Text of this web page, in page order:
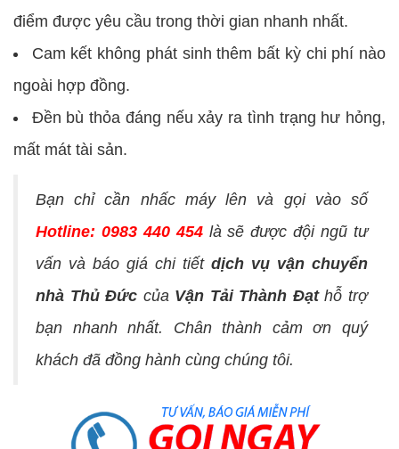
điểm được yêu cầu trong thời gian nhanh nhất.
Cam kết không phát sinh thêm bất kỳ chi phí nào
ngoài hợp đồng.
Đền bù thỏa đáng nếu xảy ra tình trạng hư hỏng,
mất mát tài sản.
Bạn chỉ cần nhấc máy lên và gọi vào số
Hotline: 0983 440 454là sẽ được đội ngũ tư
vấn và báo giá chi tiết dịch vụ vận chuyển
nhà Thủ Đức của Vận Tải Thành Đạthỗ trợ
bạn nhanh nhất. Chân thành cảm ơn quý
khách đã đồng hành cùng chúng tôi.